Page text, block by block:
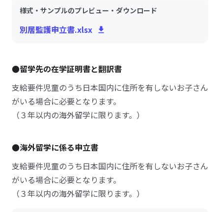
様式・サンプルのプレビュー・ダウンロード
別居監護申立書.xlsx
●留学先の在学証明書と翻訳書
支給要件児童のうち日本国内に住所を有しないお子さん
がいる場合に必要となります。
（３年以内の海外留学に限ります。）
●海外留学に係る申立書
支給要件児童のうち日本国内に住所を有しないお子さん
がいる場合に必要となります。
（３年以内の海外留学に限ります。）